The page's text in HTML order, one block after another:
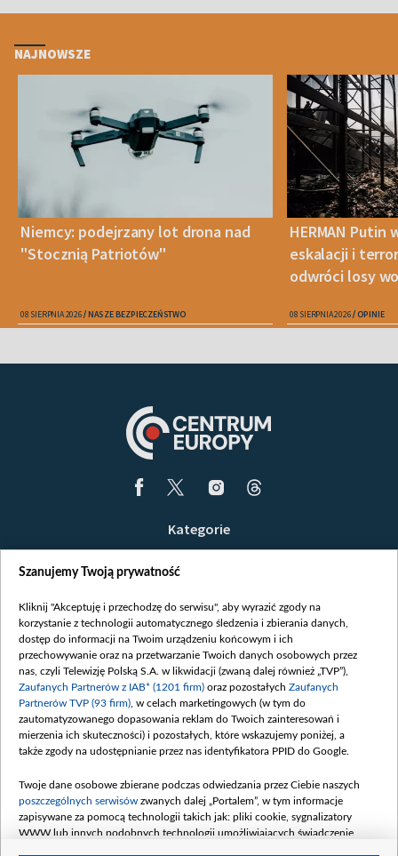
NAJNOWSZE
Niemcy: podejrzany lot drona nad
"Stocznią Patriotów"
08 SIERPNIA 2026 NASZE BEZPIECZEŃSTWO
HERMAN Putin
eskalacji i
odwróci losy
08 SIERPNIA 2026 OPINIE
Kategorie
Opinie
Białoruś / Polska
Czytelnia
Centrum Europy
O nas
Kontakt
Informacje o nadawcy
Serwisy partnerskie
belsat.eu
slava.tv
Szanujemy Twoją prywatność
Kliknij "Akceptuję i przechodzę do serwisu", aby wyrazić zgody na
korzystanie z technologii automatycznego śledzenia i zbierania danych,
dostęp do informacji na Twoim urządzeniu końcowym i ich
przechowywanie oraz na przetwarzanie Twoich danych osobowych przez
nas, czyli Telewizję Polską S.A. w likwidacji (zwaną dalej również „TVP”),
Zaufanych Partnerów z IAB* (1201 firm) oraz pozostałych Zaufanych
Partnerów TVP (93 firm) , w celach marketingowych (w tym do
zautomatyzowanego dopasowania reklam do Twoich zainteresowań i
mierzenia ich skuteczności) i pozostałych, które wskazujemy poniżej, a
także zgody na udostępnianie przez nas identyfikatora PPID do Google.
Twoje dane osobowe zbierane podczas odwiedzania przez Ciebie naszych
poszczególnych serwisów zwanych dalej „Portalem”, w tym informacje
zapisywane za pomocą technologii takich jak: pliki cookie, sygnalizatory
WWW lub innych podobnych technologii umożliwiających świadczenie